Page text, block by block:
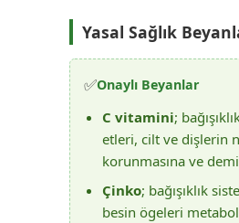
Yasal Sağlık
✅Onaylı Beyanlar
C vitamini;
etleri, cilt ve dişlerin
korunmasına ve
Çinko; bağışıklık
besin ögeleri